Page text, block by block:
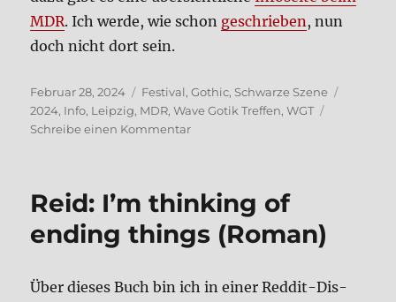
MDR. Ich wer­de, wie schon geschrie­ben, nun
doch nicht dort sein.
Veröffentlicht
am
Februar 28, 2024 Kategorien
Festival,Gothic, Schwarze Szene
2024, Info, Leipzig, MDR,Wave Gotik Treffen,WGT
Schreibe einen Kommentarzu
WGT
Reid: I’m thin­king of
ending things (Roman)
Über die­ses Buch bin ich in einer Red­dit-Dis­